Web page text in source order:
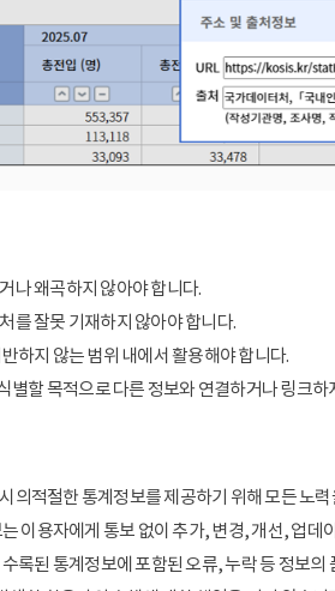
나 왜곡하지 않아야 합니다.
를 잘못 기재하지 않아야 합니다.
하지 않는 범위 내에서 활용해야 합니다.
별할 목적으로 다른 정보와 연결하거나 링크하
의적절한 통계정보를 제공하기 위해 모든 노
이용자에게 통보 없이 추가, 변경, 개선, 업데
록된 통계정보에 포함된 오류, 누락 등 정보